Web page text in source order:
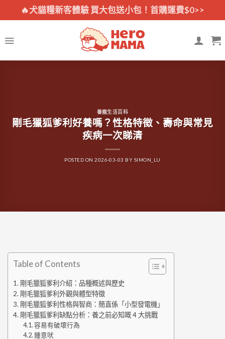
🔥犬貓糧新客體驗 買大包送小包！首購運費$0>>
養寵生活百科
剛毛獵狐爹利好養嗎？性格特徵、壽命與常見
疾病一次睇清
POSTED ON2026-03-03 BY SIMON_LU
Table of Contents
剛毛獵狐爹利介紹：品種概述與歷史
剛毛獵狐爹利外觀與體型特徵
剛毛獵狐爹利性格與智商：簡直係「小型發電機」
剛毛獵狐爹利缺點分析：養之前必知嘅 4 大挑戰
容易有破壞行為
鍾意吠